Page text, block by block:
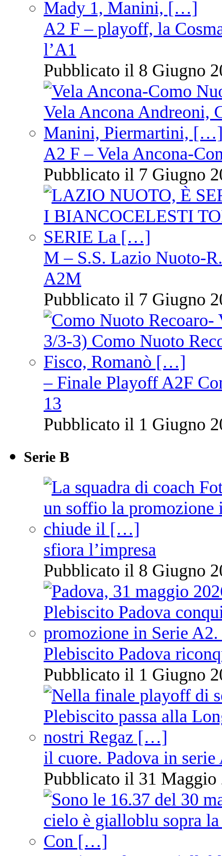
A2 F – playoff, la
l’A1
Pubblicato il 8 Giugno
A2 F – Vela Ancona-
Pubblicato il 7 Giugno
M – S.S. Lazio Nuoto-
A2M
Pubblicato il 7 Giugno
– Finale Playoff A2F
13
Pubblicato il 1 Giugno
Serie B
sfiora l’impresa
Pubblicato il 8 Giugno
Plebiscito Padova
Pubblicato il 1 Giugno
il cuore. Padova in serie
Pubblicato il 31 Maggio